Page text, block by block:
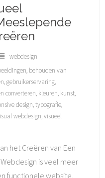
webdesign
, behouden van
,gebruikerservaring,
converteren, kleuren, kunst,
design,typografie,
webdesign,visueel
het Creëren van Een
is veel meer
functionele website.